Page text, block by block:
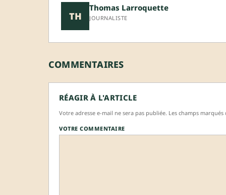
TH
Thomas Larroquette
JOURNALISTE
COMMENTAIRES
RÉAGIR À L'ARTICLE
Votre adresse e-mail ne sera pas publiée. Les champs
VOTRE COMMENTAIRE